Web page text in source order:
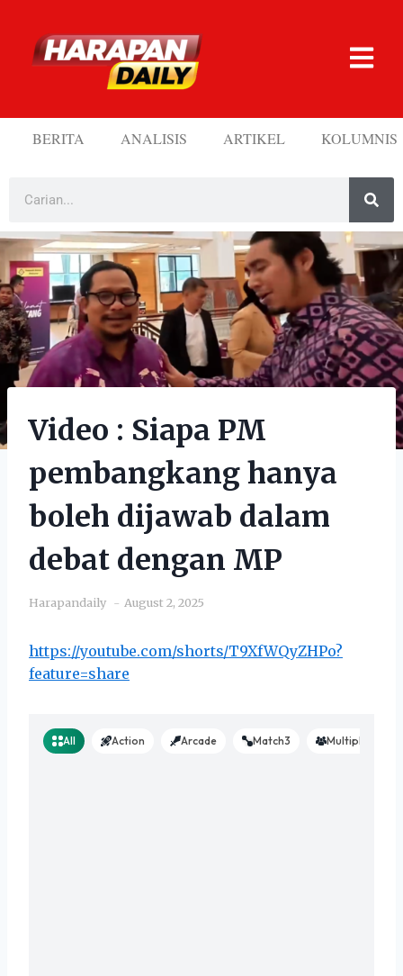
BERITA ANALISIS ARTIKEL KOLUMNIS
Video : Siapa PM
pembangkang hanya
boleh dijawab dalam
debat dengan MP
Harapandaily August 2, 2025
https://youtube.com/shorts/T9XfWQyZHPo?
feature=share